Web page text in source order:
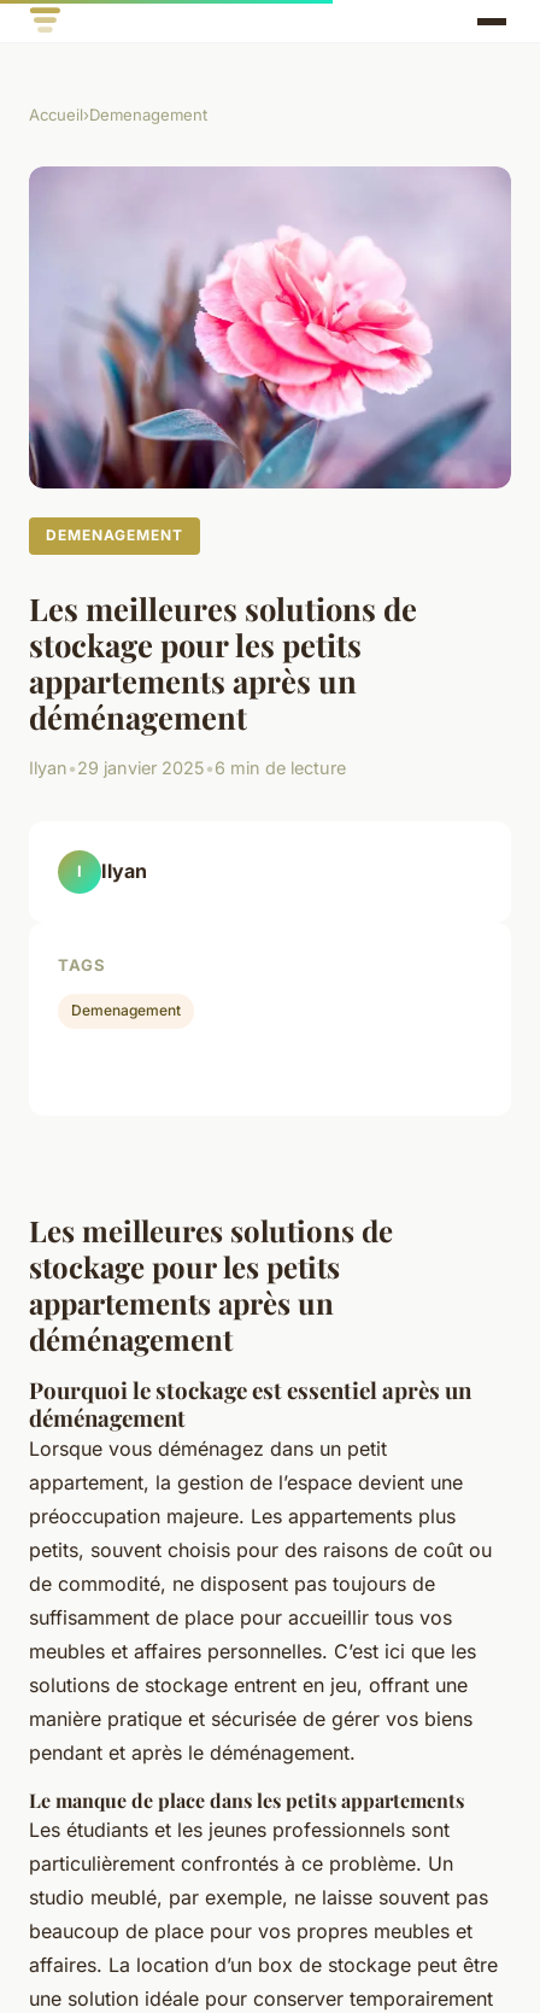
Accueil›Demenagement
DEMENAGEMENT
Les meilleures solutions de
stockage pour les petits
appartements après un
déménagement
Ilyan•29 janvier 2025•6 min de lecture
Les meilleures solutions de
stockage pour les petits
appartements après un
déménagement
Pourquoi le stockage est essentiel après un
déménagement
Lorsque vous déménagez dans un petit
appartement, la gestion de l’espace devient une
préoccupation majeure. Les appartements plus
petits, souvent choisis pour des raisons de coût ou
de commodité, ne disposent pas toujours de
suffisamment de place pour accueillir tous vos
meubles et affaires personnelles. C’est ici que les
solutions de stockage entrent en jeu, offrant une
manière pratique et sécurisée de gérer vos biens
pendant et après le déménagement.
Le manque de place dans les petits appartements
Les étudiants et les jeunes professionnels sont
particulièrement confrontés à ce problème. Un
studio meublé, par exemple, ne laisse souvent pas
beaucoup de place pour vos propres meubles et
affaires. La location d’un box de stockage peut être
une solution idéale pour conserver temporairement
I Ilyan
TAGS
Demenagement